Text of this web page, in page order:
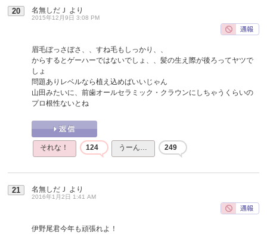
20 名無しだＪ より
2015年12月9日 3:08 PM
眉毛ぼっさぼさ、、すね毛もしっかり、、
からするとゲーハーではないでしょ、、髪の生え際が後ろってヤツで
しょ
問題ありレベルなら植え込めばいいじゃん
山田みたいに、前歯オールセラミック・クラウンにしちゃうくらいの
プロ根性ないとね
それな！ 124 うーん… 249
21 名無しだＪ より
2016年1月2日 1:41 AM
伊野尾君今年も頑張れよ！